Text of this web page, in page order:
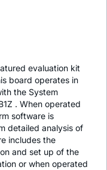
evaluation kit
board operates in
the System
. When operated
software is
detailed analysis of
includes the
and set up of the
or when operated